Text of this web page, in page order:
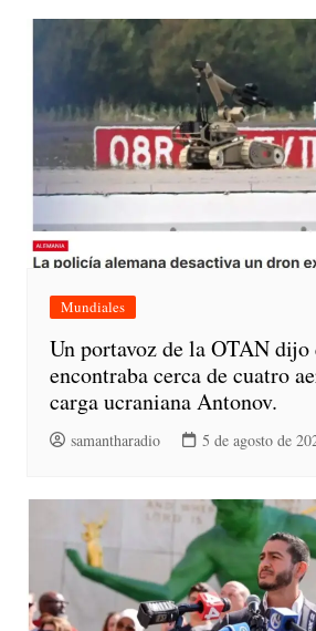
Mundiales
Un portavoz de la OTAN dijo
encontraba cerca de cuatro
carga ucraniana Antonov.
samantharadio 5 de agosto de